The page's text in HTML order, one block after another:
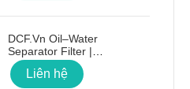
DCF.vn Oil–Water
Separator Filter |
PTFE/Teflon‑Coated
Stainless Steel
Liên hệ